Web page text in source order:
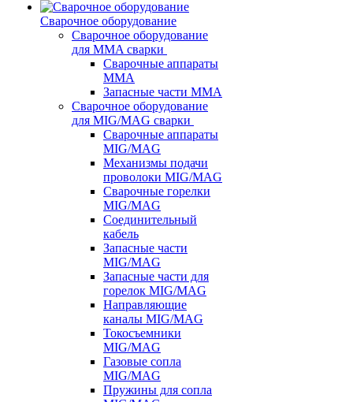
Сварочное оборудование
Сварочное оборудование
для MMA сварки
Сварочные аппараты
MMA
Запасные части MMA
Сварочное оборудование
для MIG/MAG сварки
Сварочные аппараты
MIG/MAG
Механизмы подачи
проволоки MIG/MAG
Сварочные горелки
MIG/MAG
Соединительный
кабель
Запасные части
MIG/MAG
Запасные части для
горелок MIG/MAG
Направляющие
каналы MIG/MAG
Токосъемники
MIG/MAG
Газовые сопла
MIG/MAG
Пружины для сопла